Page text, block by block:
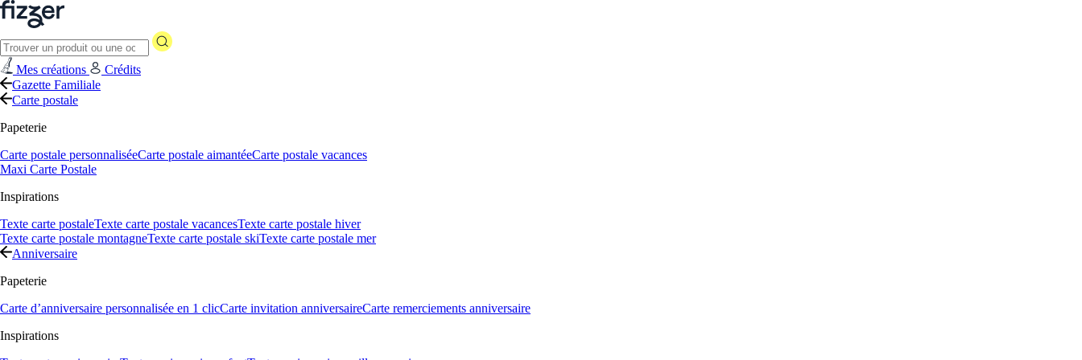
Mes créations
Crédits
Gazette Familiale
Carte postale
Papeterie
Carte postale personnaliséeCarte postale aimantéeCarte postale vacances
Maxi Carte Postale
Inspirations
Texte carte postaleTexte carte postale vacancesTexte carte postale hiver
Texte carte postale montagneTexte carte postale skiTexte carte postale mer
Anniversaire
Papeterie
Carte d’anniversaire personnalisée en 1 clicCarte invitation anniversaireCarte remerciements anniversaire
Inspirations